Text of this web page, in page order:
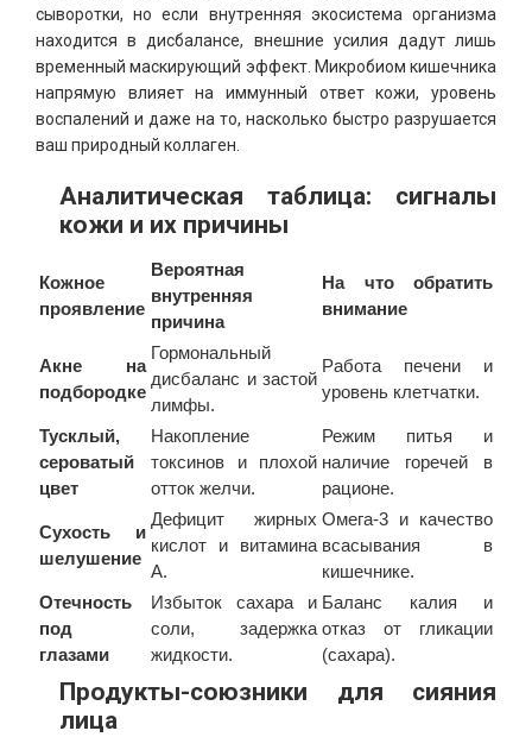
сыворотки, но если внутренняя экосистема организма
находится в дисбалансе, внешние усилия дадут лишь
временный маскирующий эффект. Микробиом кишечника
напрямую влияет на иммунный ответ кожи, уровень
воспалений и даже на то, насколько быстро разрушается
ваш природный коллаген.
Аналитическая таблица: сигналы
кожи и их причины
Кожное
проявление
Вероятная
внутренняя
причина
На что обратить
внимание
Акне на
подбородке
Гормональный
дисбаланс и застой
лимфы.
Работа печени и
уровень клетчатки.
Тусклый,
сероватый
цвет
Накопление
токсинов и плохой
отток желчи.
Режим питья и
наличие горечей в
рационе.
Сухость и
шелушение
Дефицит жирных
кислот и витамина
А.
Омега-3 и качество
всасывания в
кишечнике.
Отечность
под
глазами
Избыток сахара и
соли, задержка
жидкости.
Баланс калия и
отказ от гликации
(сахара).
Продукты-союзники для сияния
лица